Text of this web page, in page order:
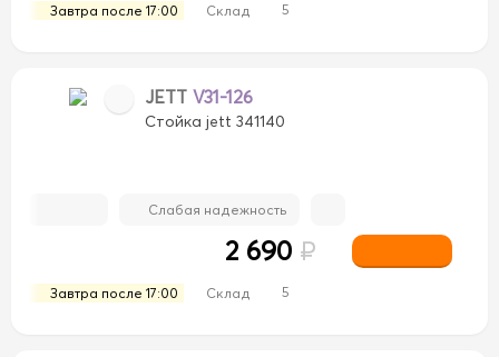
Завтра после 17:00 Склад 5
JETT V31-126
Стойка jett 341140
Слабая надежность
Завтра после 17:00 Склад 5
2 690 ₽